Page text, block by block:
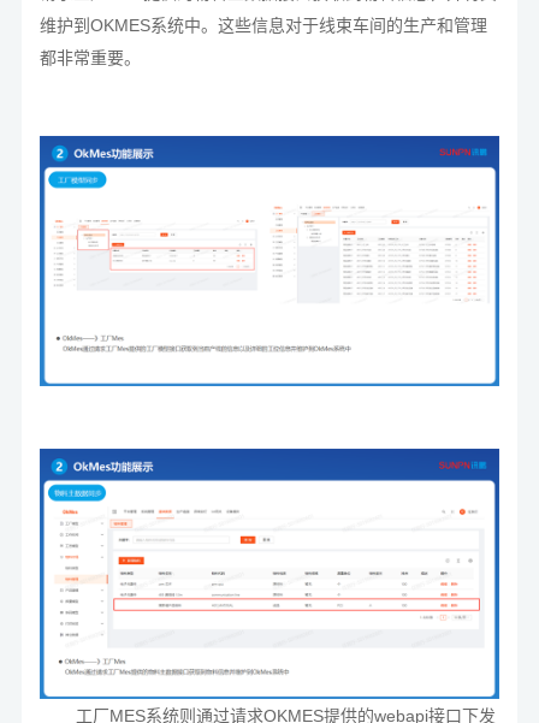
维护到OKMES系统中。这些信息对于线束车间的生产和管理
都非常重要。
工厂MES系统则通过请求OKMES提供的webapi接口下发